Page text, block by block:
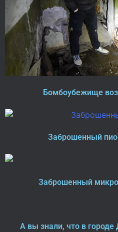
Бомбоубежище
Заброшенный
Заброшенный
А вы знали, что в